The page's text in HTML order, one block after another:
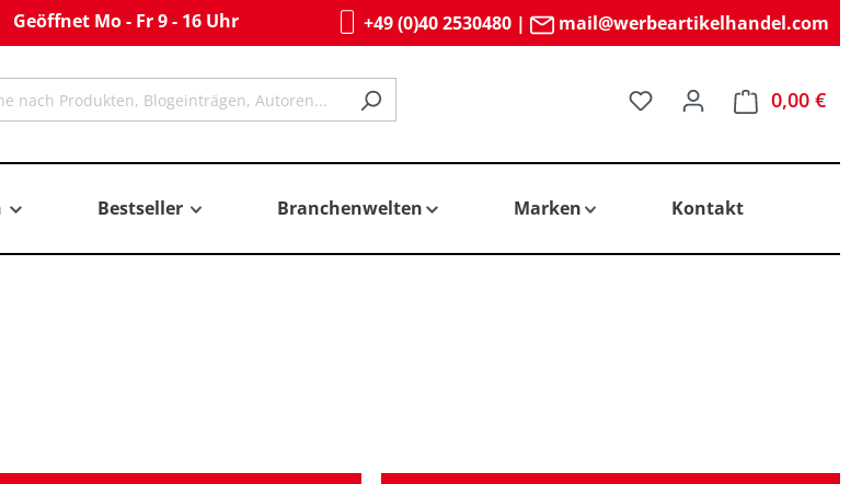
Geöffnet Mo - Fr 9 - 16 Uhr +49 (0)40 2530480| mail@werbeartikelhandel.com
Du hast 0 Produkte auf
0,00 €
Bestseller Branchenwelten Marken Kontakt